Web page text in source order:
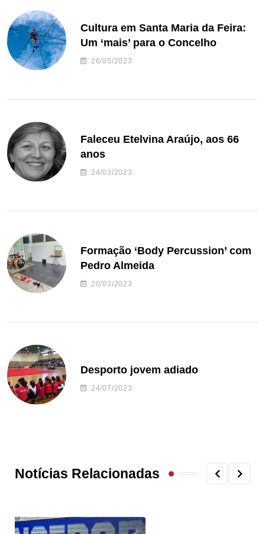
Cultura em Santa Maria da Feira:
Um ‘mais’ para o Concelho
26/05/2023
Faleceu Etelvina Araújo, aos 66
anos
24/03/2023
Formação ‘Body Percussion’ com
Pedro Almeida
20/03/2023
Desporto jovem adiado
24/07/2023
Notícias Relacionadas